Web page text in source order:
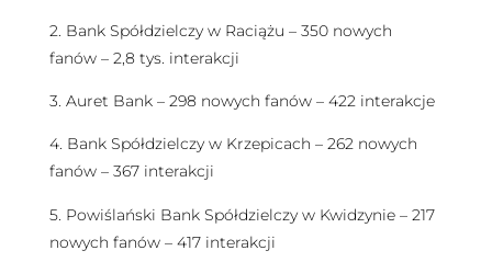
2. Bank Spółdzielczy w Raciążu – 350 nowych
fanów – 2,8 tys. interakcji
3. Auret Bank – 298 nowych fanów – 422 interakcje
4. Bank Spółdzielczy w Krzepicach – 262 nowych
fanów – 367 interakcji
5. Powiślański Bank Spółdzielczy w Kwidzynie – 217
nowych fanów – 417 interakcji